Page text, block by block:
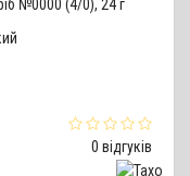
0 відгуків